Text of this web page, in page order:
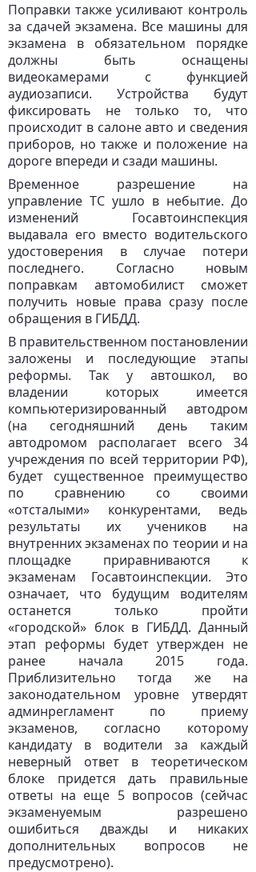
Поправки также усиливают контроль
за сдачей экзамена. Все машины для
экзамена в обязательном порядке
должны быть оснащены
видеокамерами с функцией
аудиозаписи. Устройства будут
фиксировать не только то, что
происходит в салоне авто и сведения
приборов, но также и положение на
дороге впереди и сзади машины.
Временное разрешение на
управление ТС ушло в небытие. До
изменений Госавтоинспекция
выдавала его вместо водительского
удостоверения в случае потери
последнего. Согласно новым
поправкам автомобилист сможет
получить новые права сразу после
обращения в ГИБДД.
В правительственном постановлении
заложены и последующие этапы
реформы. Так у автошкол, во
владении которых имеется
компьютеризированный автодром
(на сегодняшний день таким
автодромом располагает всего 34
учреждения по всей территории РФ),
будет существенное преимущество
по сравнению со своими
«отсталыми» конкурентами, ведь
результаты их учеников на
внутренних экзаменах по теории и на
площадке приравниваются к
экзаменам Госавтоинспекции. Это
означает, что будущим водителям
останется только пройти
«городской» блок в ГИБДД. Данный
этап реформы будет утвержден не
ранее начала 2015 года.
Приблизительно тогда же на
законодательном уровне утвердят
админрегламент по приему
экзаменов, согласно которому
кандидату в водители за каждый
неверный ответ в теоретическом
блоке придется дать правильные
ответы на еще 5 вопросов (сейчас
экзаменуемым разрешено
ошибиться дважды и никаких
дополнительных вопросов не
предусмотрено).